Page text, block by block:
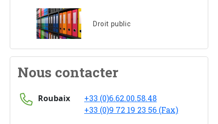
Droit public
Nous contacter
Roubaix
+33 (0)6.62.00.58.48
+33 (0)9 72 19 23 56 (Fax)